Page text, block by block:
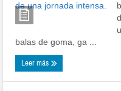
balas de goma, ga ...
Leer más